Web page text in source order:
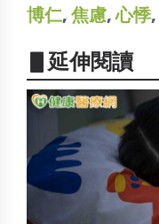
博仁, 焦慮,心悸,
▋延伸閱讀